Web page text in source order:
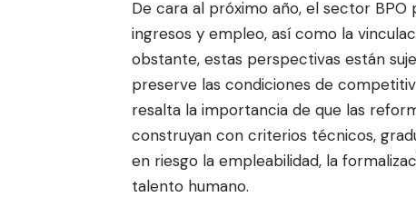
De cara al próximo año, el sector
ingresos y empleo, así como la
obstante, estas perspectivas están
preserve las condiciones de
resalta la importancia de que las
construyan con criterios técnicos,
en riesgo la empleabilidad, la
talento humano.